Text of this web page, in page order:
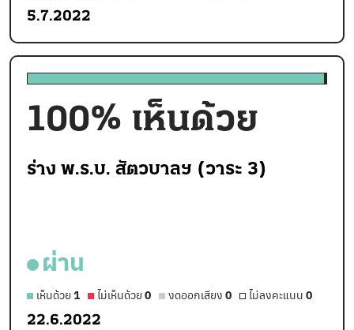
5.7.2022
100% เห็นด้วย
ร่าง พ.ร.บ. สัตวบาลฯ (วาระ 3)
ผ่าน
เห็นด้วย 1 ไม่เห็นด้วย 0 งดออกเสียง 0 ไม่ลงคะแนน 0
22.6.2022